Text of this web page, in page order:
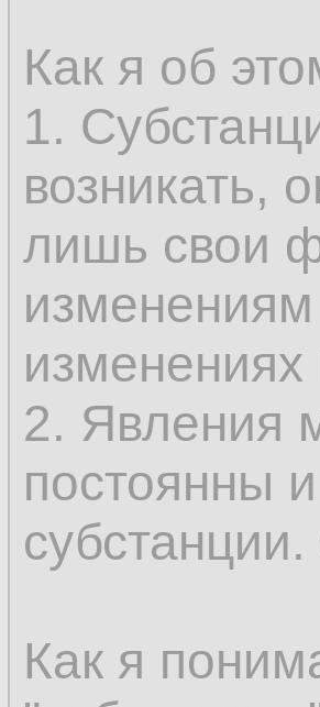
не может
так как
возможным
одного
бытию,
как
вы должны
этого
Как я об
1.
возникать,
лишь свои
2. Явления
постоянны
Как я